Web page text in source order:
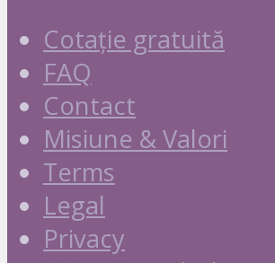
Cotație gratuită
FAQ
Contact
Misiune & Valori
Terms
Legal
Privacy